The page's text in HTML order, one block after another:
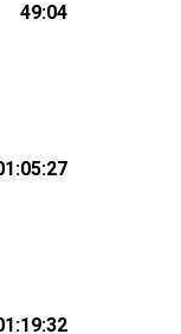
E
e
49:04